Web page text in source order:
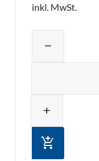
inkl. MwSt.
remove
add
add_shopping_cart